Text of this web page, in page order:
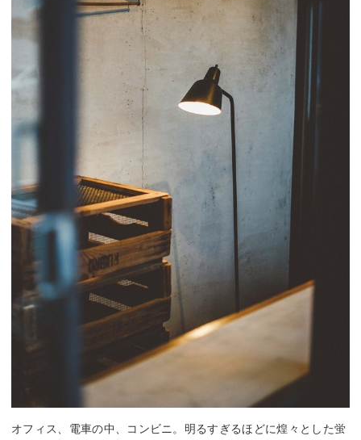
オフィス、電車の中、コンビニ。明るすぎるほどに煌々とした蛍